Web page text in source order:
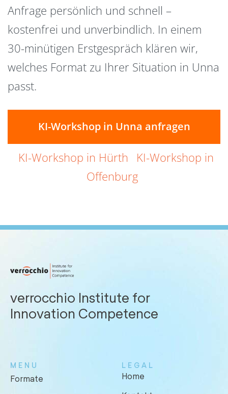
Anfrage persönlich und schnell –
kostenfrei und unverbindlich. In einem
30-minütigen Erstgespräch klären wir,
welches Format zu Ihrer Situation in Unna
passt.
KI-Workshop in Unna anfragen
KI-Workshop in Hürth
KI-Workshop in
Offenburg
verrocchio Institute for
Innovation Competence
MENU
Formate
LEGAL
Home